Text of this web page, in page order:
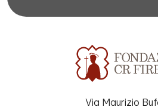
Via Maurizio